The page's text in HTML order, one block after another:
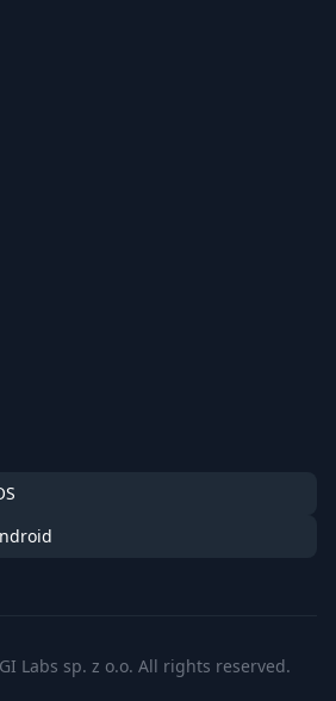
Labs sp. z o.o. All rights reserved.